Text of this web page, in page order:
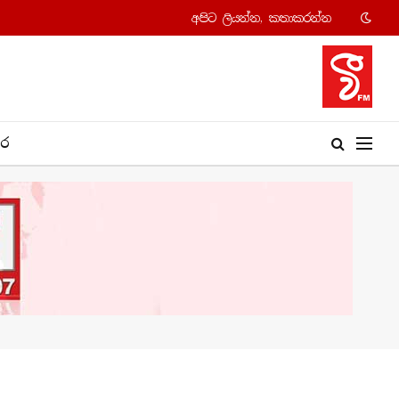
අපි​ට ලියන්න, කතාකරන්​න